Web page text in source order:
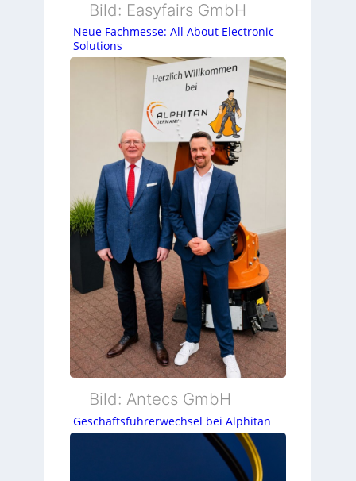
Bild: Easyfairs GmbH
Neue Fachmesse: All About Electronic
Solutions
Bild: Antecs GmbH
Geschäftsführerwechsel bei Alphitan